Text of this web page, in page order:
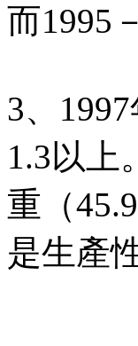
而1995
3、
1.3以上
重（
是生產